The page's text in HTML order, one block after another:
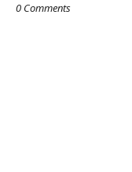
0 Comments